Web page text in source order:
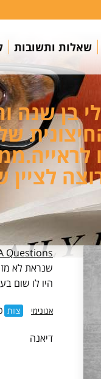
שאלות ותשובות
בן שנה
לציין
Questions
שנראת לא
היו לו שום
אנונימי צוות
דיאנה